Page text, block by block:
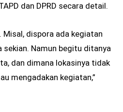
dan DPRD secara detail.
Misal, dispora ada kegiatan
sekian. Namun begitu ditanya
dan dimana lokasinya tidak
mengadakan kegiatan,”